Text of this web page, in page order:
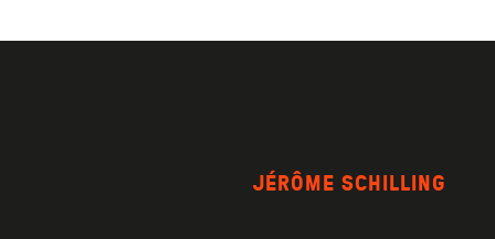
JÉRÔME SCHILLING